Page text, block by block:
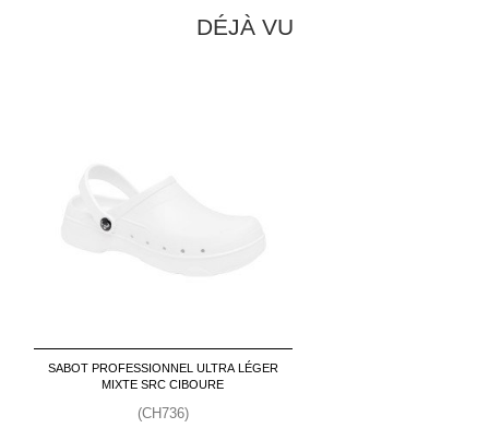
DÉJÀ VU
SABOT PROFESSIONNEL ULTRA LÉGER
MIXTE SRC CIBOURE
(CH736)